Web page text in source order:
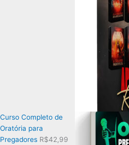
Curso Completo de
Oratória para
Pregadores R$42,99